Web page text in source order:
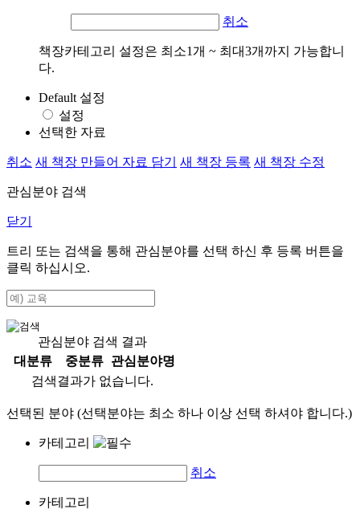
취소
책장카테고리 설정은 최소1개 ~ 최대3개까지 가능합니
다.
Default 설정
설정
선택한 자료
취소 새 책장 만들어 자료 담기 새 책장 등록 새 책장 수정
관심분야 검색
닫기
트리 또는 검색을 통해 관심분야를 선택 하신 후 등록 버튼을
클릭 하십시오.
관심분야 검색 결과
대분류
중분류
관심분야명
검색결과가 없습니다.
선택된 분야 (선택분야는 최소 하나 이상 선택 하셔야 합니다.)
카테고리
취소
카테고리